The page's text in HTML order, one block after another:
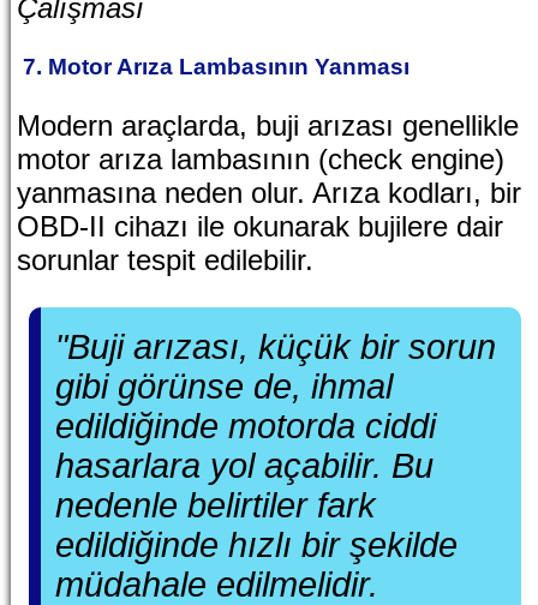
Çalışması
7. Motor Arıza Lambasının Yanması
Modern araçlarda, buji arızası genellikle
motor arıza lambasının (check engine)
yanmasına neden olur. Arıza kodları, bir
OBD-II cihazı ile okunarak bujilere dair
sorunlar tespit edilebilir.
"Buji arızası, küçük bir sorun
gibi görünse de, ihmal
edildiğinde motorda ciddi
hasarlara yol açabilir. Bu
nedenle belirtiler fark
edildiğinde hızlı bir şekilde
müdahale edilmelidir.